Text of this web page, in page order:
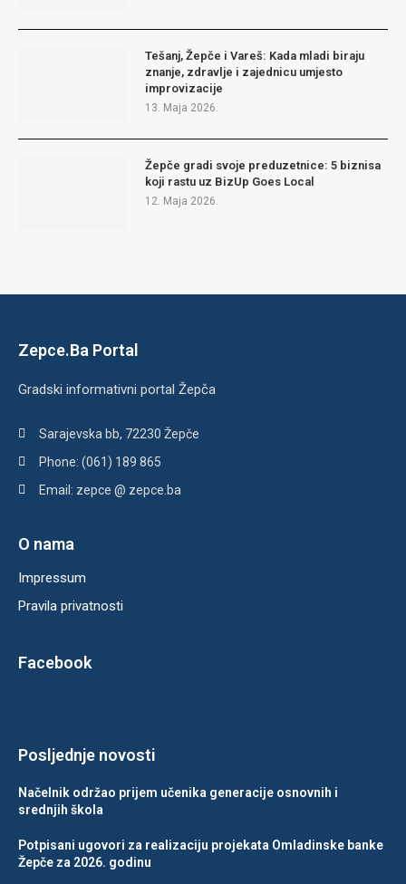
Tešanj, Žepče i Vareš: Kada mladi biraju
znanje, zdravlje i zajednicu umjesto
improvizacije
13. Maja 2026.
Žepče gradi svoje preduzetnice: 5 biznisa
koji rastu uz BizUp Goes Local
12. Maja 2026.
Zepce.Ba Portal
Gradski informativni portal Žepča
Sarajevska bb, 72230 Žepče
Phone: (061) 189 865
Email: zepce @ zepce.ba
O nama
Impressum
Pravila privatnosti
Facebook
Posljednje novosti
Načelnik održao prijem učenika generacije osnovnih i
srednjih škola
Potpisani ugovori za realizaciju projekata Omladinske banke
Žepče za 2026. godinu